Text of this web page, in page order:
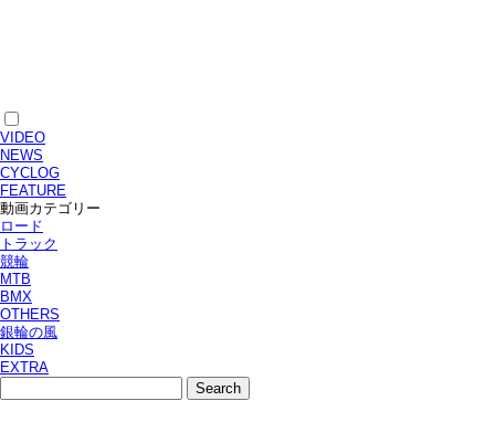
VIDEO
NEWS
CYCLOG
FEATURE
動画カテゴリー
ロード
トラック
競輪
MTB
BMX
OTHERS
銀輪の風
KIDS
EXTRA